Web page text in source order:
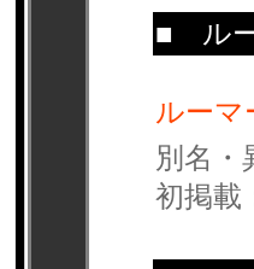
■ ル
ルーマ
別名
初掲載